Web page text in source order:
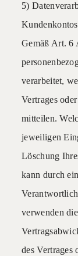
5)
Gemäß Art. 6
verarbeitet,
Vertrages
mitteilen.
jeweiligen
Löschung
kann durch
verwenden
des Vertrages